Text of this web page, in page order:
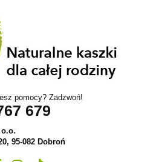
pomocy? Zadzwoń!
679
95-082 Dobroń